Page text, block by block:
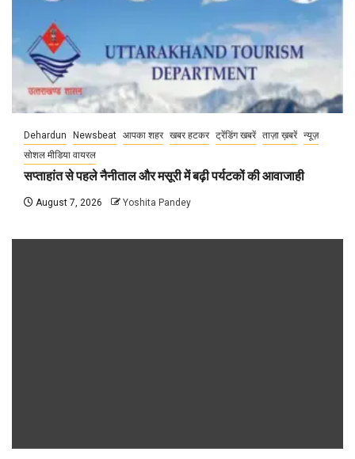
Dehardun Newsbeat आपका शहर खबर हटकर ट्रेंडिंग खबरें ताज़ा ख़बरें न्यूज़
सोशल मीडिया वायरल
सप्ताहांत से पहले नैनीताल और मसूरी में बढ़ी पर्यटकों की आवाजाही
August 7, 2026 Yoshita Pandey